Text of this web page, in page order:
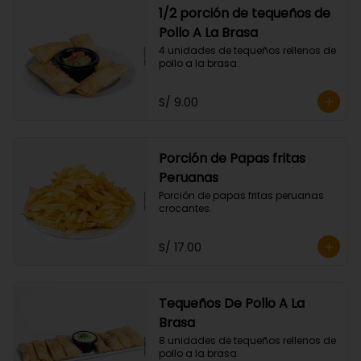
1/2 porción de tequeños de
Pollo A La Brasa
4 unidades de tequeños rellenos de
pollo a la brasa.
S/ 9.00
Porción de Papas fritas
Peruanas
Porción de papas fritas peruanas
crocantes.
S/ 17.00
Tequeños De Pollo A La
Brasa
8 unidades de tequeños rellenos de
pollo a la brasa.